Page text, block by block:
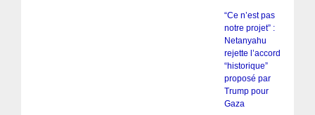
“Ce n’est pas
notre projet” :
Netanyahu
rejette l’accord
“historique”
proposé par
Trump pour
Gaza